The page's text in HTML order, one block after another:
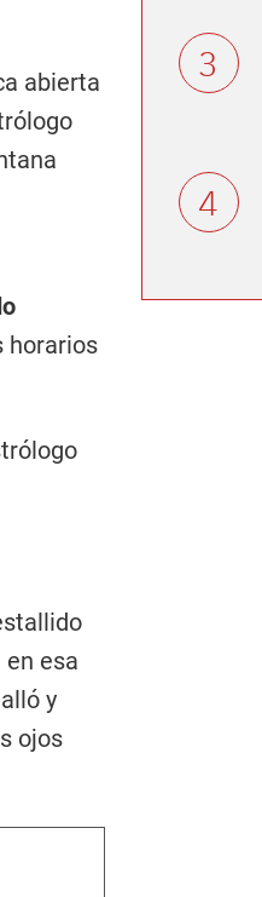
abierta
horarios
esa
y
ojos